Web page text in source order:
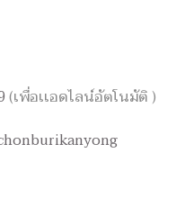
(เพื่อเเอดไลน์อัตโนมัติ )